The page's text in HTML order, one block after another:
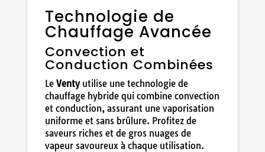
Technologie de
Chauffage Avancée
Convection et
Conduction Combinées
Le Ventyutilise une technologie de
chauffage hybride qui combine convection
et conduction, assurant une vaporisation
uniforme et sans brûlure. Profitez de
saveurs riches et de gros nuages de
vapeur savoureux à chaque utilisation.